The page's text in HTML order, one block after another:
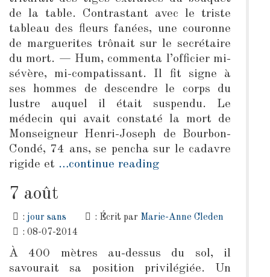
de la table. Contrastant avec le triste
tableau des fleurs fanées, une couronne
de marguerites trônait sur le secrétaire
du mort. — Hum, commenta l’officier mi-
sévère, mi-compatissant. Il fit signe à
ses hommes de descendre le corps du
lustre auquel il était suspendu. Le
médecin qui avait constaté la mort de
Monseigneur Henri-Joseph de Bourbon-
Condé, 74 ans, se pencha sur le cadavre
rigide et …continue reading
7 août
:jour sans : Écrit par Marie-Anne Cleden
: 08-07-2014
À 400 mètres au-dessus du sol, il
savourait sa position privilégiée. Un